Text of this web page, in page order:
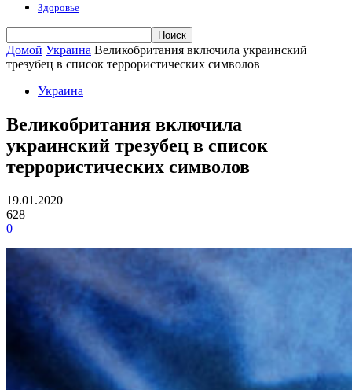
Здоровье
Домой Украина Великобритания включила украинский
трезубец в список террористических символов
Украина
Великобритания включила
украинский трезубец в список
террористических символов
19.01.2020
628
0